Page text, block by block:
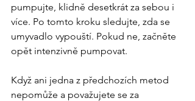
pumpujte, klidně desetkrát za sebou i
více. Po tomto kroku sledujte, zda se
umyvadlo vypouští. Pokud ne, začněte
opět intenzivně pumpovat.
Když ani jedna z předchozích metod
nepomůže a považujete se za